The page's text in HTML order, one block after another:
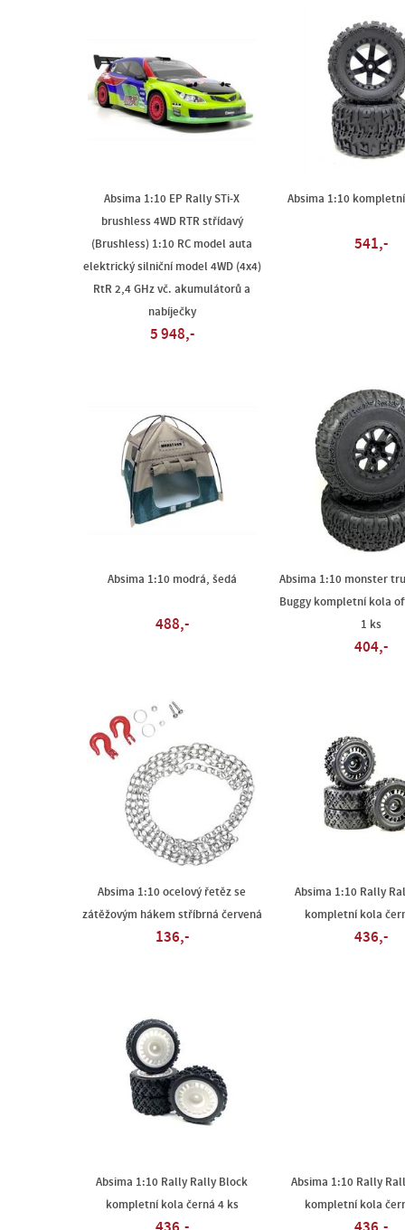
Absima 1:10 EP Rally STi-X
brushless 4WD RTR střídavý
(Brushless) 1:10 RC model auta
elektrický silniční model 4WD (4x4)
RtR 2,4 GHz vč. akumulátorů a
nabíječky
5 948,-
Absima 1:10
541,-
Absima 1:10 modrá, šedá
488,-
Absima 1:10 monster
Buggy kompletní kola
1 ks
404,-
Absima 1:10 ocelový řetěz se
zátěžovým hákem stříbrná červená
136,-
Absima 1:10 Rally
kompletní kola
436,-
Absima 1:10 Rally Rally Block
kompletní kola černá 4 ks
Absima 1:10 Rally
kompletní kola